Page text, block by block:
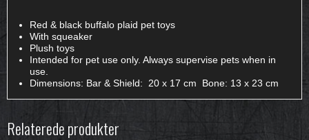
Red & black buffalo plaid pet toys
With squeaker
Plush toys
Intended for pet use only. Always supervise pets when in
use.
Dimensions: Bar & Shield: 20 x 17 cm Bone: 13 x 23 cm
Relaterede produkter